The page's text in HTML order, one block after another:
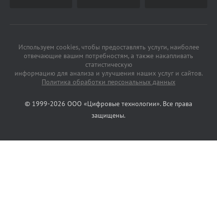
Используем cookies, чтобы предоставлять услуги, наиболее
отвечающие вашим потребностям, а также накапливать
статистическую
информацию для анализа и улучшения наших услуг и сайтов.
Политика обработки персональных данных
© 1999-2026 ООО «Цифровые технологии». Все права
защищены.